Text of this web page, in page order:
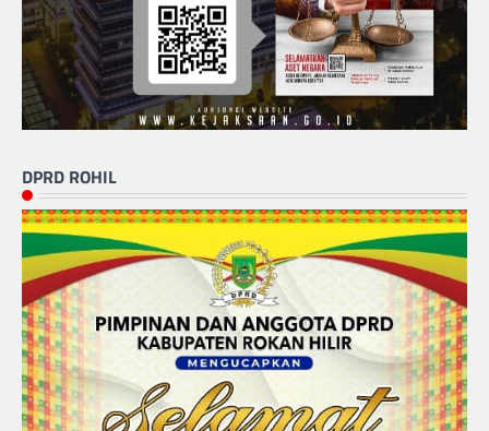
DPRD ROHIL